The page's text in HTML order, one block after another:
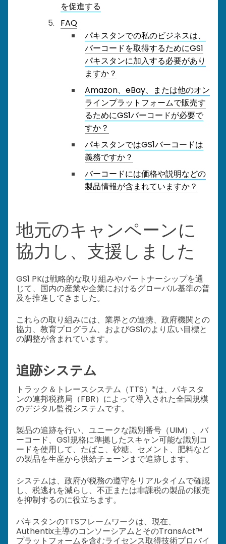
を促進する
FAQ
パキスタンでの私のビジネスは、
バーコードを取得するためにGS1
パキスタンに加入する必要があり
ますか？
Amazon、eBay、または他のオン
ラインプラットフォームで販売す
るためにGS1バーコードが必要で
すか？
パキスタンではGS1バーコードは
義務ですか？
バーコードには価格や説明などの
製品情報が含まれていますか？
地元のキャンペーンに
協力し、支援しました
GS1 PKは戦略的な取り組みやパートナーシップを通
じて、国内の産業や企業におけるグローバル基準の普
及を推進してきました。
これらの取り組みには、業界との連携、政府機関との
協力、教育プログラム、およびGS1のより広い目標と
の調整が含まれています。
追跡システム
トラック＆トレースシステム（TTS）*は、パキスタ
ンの連邦税務局（FBR）によって導入された全国規模
のデジタル監視システムです。
製品の追跡を行い、ユニークな識別番号（UIM）、バ
ーコード、GS1規格に準拠したスキャン可能な識別コ
ードを使用して、たばこ、砂糖、セメント、肥料など
の製品を生産から供給チェーンまで追跡します。
システムは、政府が税務の遵守をリアルタイムで確認
し、税逃れを減らし、不正または非課税の製品の販売
を抑制するのに役立ちます。
パキスタンのTTSフレームワークは、現在、
Authentix主導のコンソーシアムとそのTransAct™
プラットフォームを含むライセンス取得技術プロバイ